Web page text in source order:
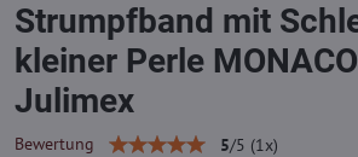
Strumpfband mit
kleiner Perle
Julimex
Bewertung 5/5 (1 x)